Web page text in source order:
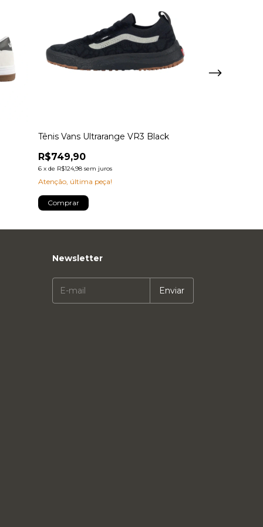
Tênis Vans Ultrarange VR3 Black
R$749,90
6 x de R$124,98 sem juros
Atenção, última peça!
Comprar
Newsletter